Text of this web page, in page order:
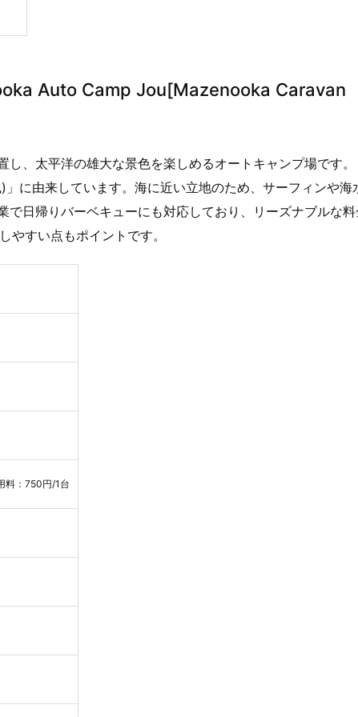
Auto Camp Jou[Mazenooka Caravan
、太平洋の雄大な景色を楽しめるオートキャンプ場です。
に由来しています。海に近い立地のため、サーフィンや海
日帰りバーベキューにも対応しており、リーズナブルな料
やすい点もポイントです。
料：750円/1台